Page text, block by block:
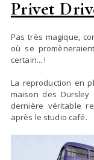
Privet
Pas très magique,
où se
certain... !
La reproduction en
maison des
dernière véritable
après le studio café.